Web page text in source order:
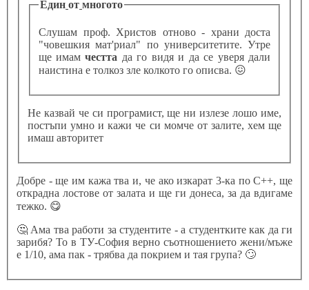
Един от многото
Слушам проф. Христов отново - храни доста
"човешкия мат'риал" по университетите. Утре
ще имам честта да го видя и да се уверя дали
наистина е толкоз зле колкото го описва. 😖
Не казвай че си програмист, ще ни излезе лошо име,
постъпи умно и кажи че си момче от залите, хем ще
имаш авторитет
Добре - ще им кажа тва и, че ако изкарат 3-ка по C++, ще
открадна лостове от залата и ще ги донеса, за да вдигаме
тежко. 😋
🤔 Ама тва работи за студентите - а студентките как да ги
зарибя? То в ТУ-София верно съотношението жени/мъже
е 1/10, ама пак - трябва да покрием и тая група? 🙄